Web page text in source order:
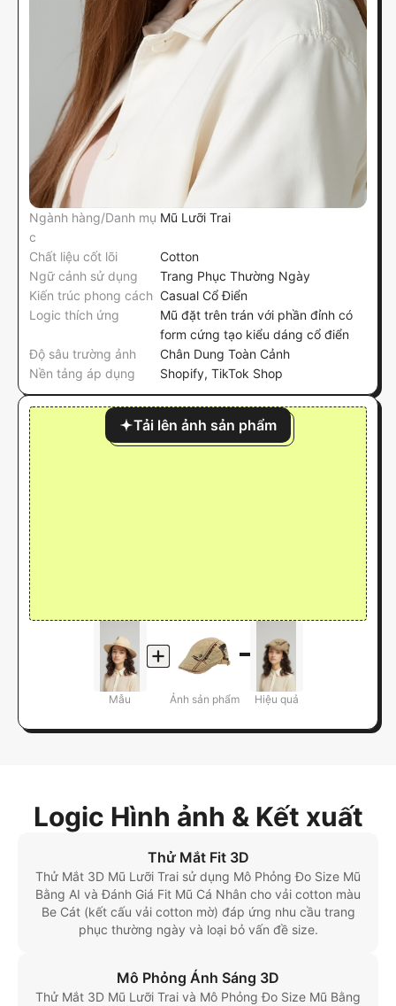
Ngành hàng/Danh mụ
c
Mũ Lưỡi Trai
Chất liệu cốt lõi
Cotton
Ngữ cảnh sử dụng
Trang Phục Thường Ngày
Kiến trúc phong cách Casual Cổ Điển
Logic thích ứng
Mũ đặt trên trán với phần đỉnh có
form cứng tạo kiểu dáng cổ điển
Độ sâu trường ảnh
Chân Dung Toàn Cảnh
Nền tảng áp dụng
Shopify, TikTok Shop
Tải lên ảnh sản phẩm
Mẫu Ảnh sản phẩm Hiệu quả
Logic Hình ảnh & Kết xuất
Thử Mắt Fit 3D
Thử Mắt 3D Mũ Lưỡi Trai sử dụng Mô Phỏng Đo Size Mũ
Bằng AI và Đánh Giá Fit Mũ Cá Nhân cho vải cotton màu
Be Cát (kết cấu vải cotton mờ) đáp ứng nhu cầu trang
phục thường ngày và loại bỏ vấn đề size.
Mô Phỏng Ánh Sáng 3D
Thử Mắt 3D Mũ Lưỡi Trai và Mô Phỏng Đo Size Mũ Bằng